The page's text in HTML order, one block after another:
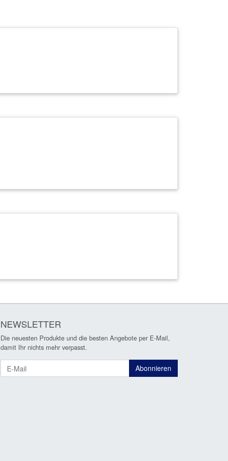
NEWSLETTER
Die neuesten Produkte und die besten Angebote per E-Mail,
damit Ihr nichts mehr verpasst.
Newsletter Abonnieren